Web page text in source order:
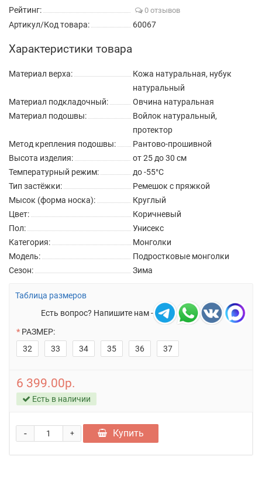
Рейтинг: 0 отзывов
Артикул/Код товара: 60067
Характеристики товара
Материал верха:
Кожа натуральная, нубук
натуральный
Материал подкладочный:
Овчина натуральная
Материал подошвы:
Войлок натуральный,
протектор
Метод крепления подошвы:
Рантово-прошивной
Высота изделия:
от 25 до 30 см
Температурный режим:
до -55°C
Тип застёжки:
Ремешок с пряжкой
Мысок (форма носка):
Круглый
Цвет:
Коричневый
Пол:
Унисекс
Категория:
Монголки
Модель:
Подростковые монголки
Сезон:
Зима
Таблица размеров
Есть вопрос? Напишите нам -
РАЗМЕР:
32
33 34 35 36 37
6 399.00р.
Есть в наличии
+
- Купить